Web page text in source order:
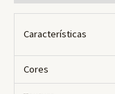
Características
Cores